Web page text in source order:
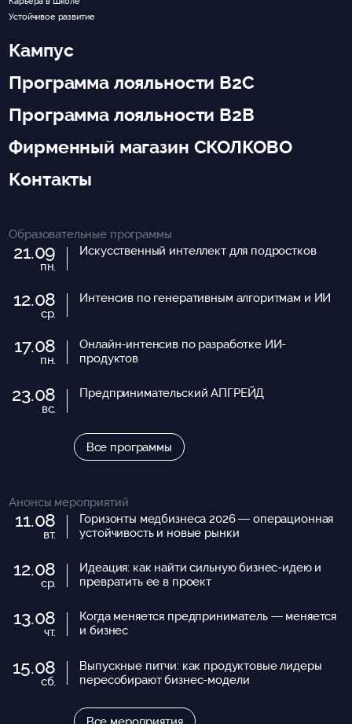
Устойчивое развитие
Кампус
Программа лояльности B2C
Программа лояльности B2B
Фирменный магазин СКОЛКОВО
Контакты
Образовательные программы
21.09
пн.
Искусственный интеллект для подростков
12.08
ср.
Интенсив по генеративным алгоритмам и ИИ
17.08
пн.
Онлайн-интенсив по разработке ИИ-
продуктов
23.08
вс.
Предпринимательский АПГРЕЙД
Все программы
Анонсы мероприятий
11.08
вт.
Горизонты медбизнеса 2026 — операционная
устойчивость и новые рынки
12.08
ср.
Идеация: как найти сильную бизнес-идею и
превратить ее в проект
13.08
чт.
Когда меняется предприниматель — меняется
и бизнес
15.08
сб.
Выпускные питчи: как продуктовые лидеры
пересобирают бизнес-модели